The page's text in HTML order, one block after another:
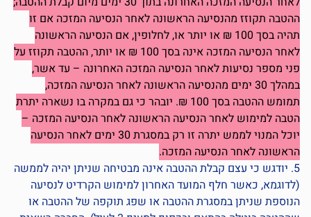
ההטבה תקוזז מהנסיעה הראשונה לאחר הנסיעה המזכה אם זו
תהיה בסך 100 ₪ או יותר או, לחלופין, אם הנסיעה הראשונה
לאחר הנסיעה המזכה אינה בסך 100 ₪ או יותר, ההטבה תקוזז על
פני מספר נסיעות לאחר הנסיעה המזכה האחרונה – עד אשר,
במהלך 30 ימים מהנסיעה הראשונה לאחר הנסיעה המזכה,
תמומש ההטבה בסך 100 ₪. יובהר כי גם במקרה בו נשארה יתרת
הטבה למימוש לאחר הנסיעה הראשונה לאחר הנסיעה המזכה –
יוכל המנוי לממש יתרה זו רק במסגרת 30 ימים לאחר הנסיעה
הראשונה לאחר הנסיעה המזכה.
5. יודגש כי עצם קבלת ההטבה אינה מבטיחה שניתן יהיה לממשה
(לדוגמא, כאשר חלף המועד האחרון למימוש הקרדיט לנסיעה
הנוספת שניתן במסגרת ההטבה או שפג תוקפה של ההטבה או